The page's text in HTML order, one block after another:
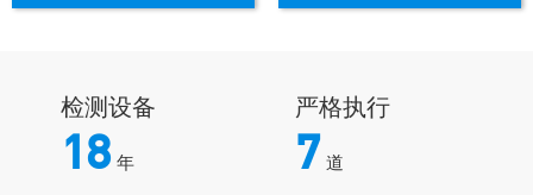
检测设备
18 年
严格执行
7 道